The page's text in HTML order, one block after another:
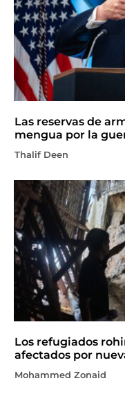
Las reservas de
mengua por la
Thalif Deen
Los refugiados
afectados por
Mohammed Zonaid